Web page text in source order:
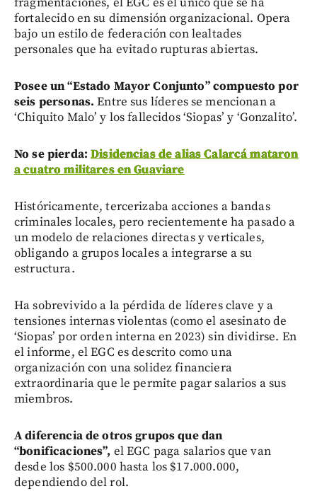
fortalecido en su dimensión organizacional. Opera
bajo un estilo de federación con lealtades
personales que ha evitado rupturas abiertas.
Posee un “Estado Mayor Conjunto” compuesto por
seis personas. Entre sus líderes se mencionan a
‘Chiquito Malo’ y los fallecidos ‘Siopas’ y ‘Gonzalito’.
No se pierda:Disidencias de alias Calarcá mataron
a cuatro militares en Guaviare
Históricamente, tercerizaba acciones a bandas
criminales locales, pero recientemente ha pasado a
un modelo de relaciones directas y verticales,
obligando a grupos locales a integrarse a su
estructura.
Ha sobrevivido a la pérdida de líderes clave y a
tensiones internas violentas (como el asesinato de
‘Siopas’ por orden interna en 2023) sin dividirse. En
el informe, el EGC es descrito como una
organización con una solidez financiera
extraordinaria que le permite pagar salarios a sus
miembros.
A diferencia de otros grupos que dan
“bonificaciones”, el EGC paga salarios que van
desde los $500.000 hasta los $17.000.000,
dependiendo del rol.